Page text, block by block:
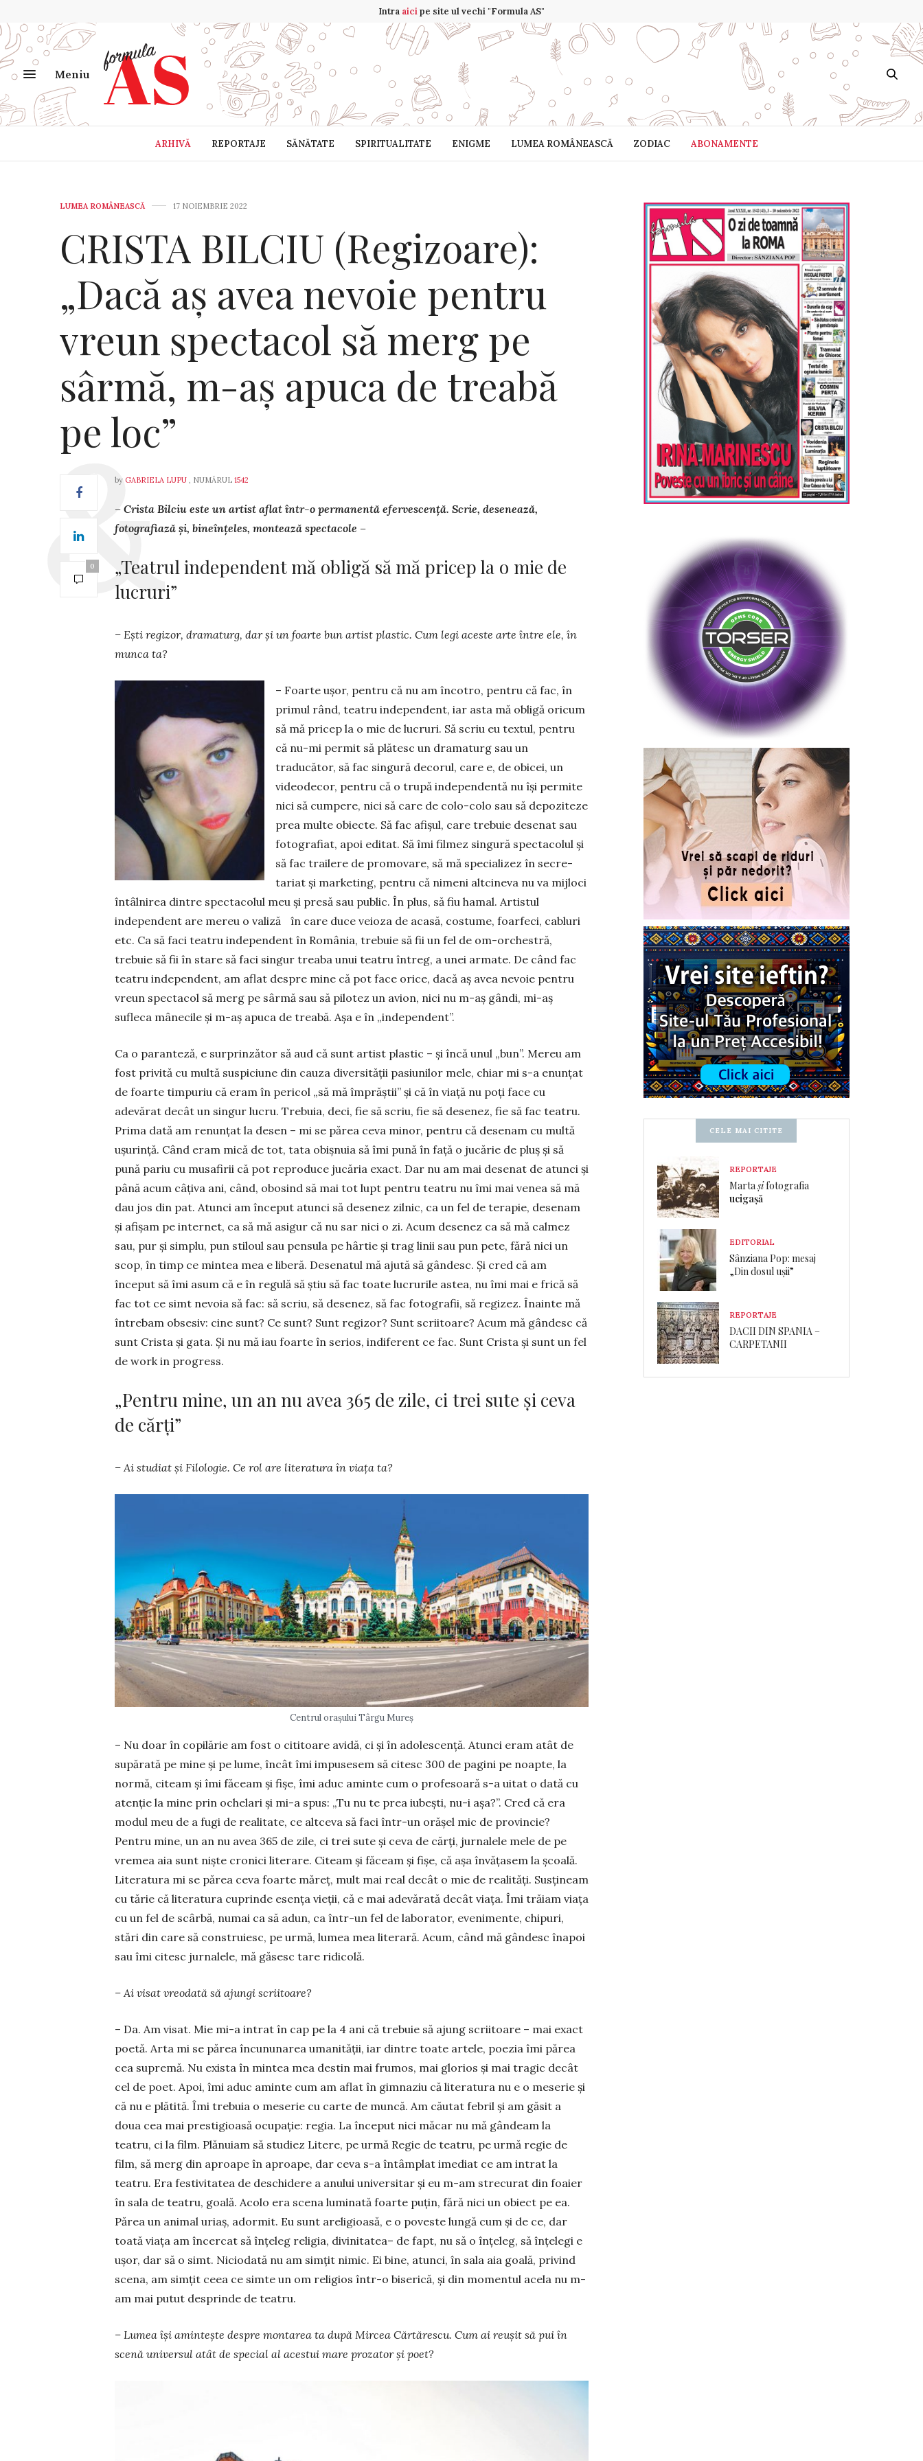
Intra aicipe site ul vechi "Formula AS"
Meniu
ARHIVĂ REPORTAJE SĂNĂTATE SPIRITUALITATE ENIGME LUMEA ROMÂNEASCĂ ZODIAC ABONAMENTE
LUMEA ROMÂNEASCĂ 17 NOIEMBRIE 2022
CRISTA BILCIU (Regizoare):
„Dacă aș avea nevoie pentru
vreun spectacol să merg pe
sârmă, m-aș apuca de treabă
pe loc”
0
by GABRIELA LUPU , NUMĂRUL 1542
– Crista Bilciu este un artist aflat într-o permanentă efer­ves­cență. Scrie, desenează,
fotografiază și, bineînțeles, montează spec­tacole –
„Teatrul independent mă obligă să mă pricep la o mie de
lucruri”
– Ești regizor, dramaturg, dar și un foarte bun ar­tist plastic. Cum legi aceste arte între ele, în
mun­ca ta?
– Foarte ușor, pentru că nu am încotro, pentru că fac, în
primul rând, teatru independent, iar asta mă obligă oricum
să mă pricep la o mie de lucruri. Să scriu eu textul, pentru
că nu-mi permit să plătesc un dramaturg sau un
traducător, să fac singură decorul, care e, de obicei, un
videodecor, pentru că o trupă independentă nu își permite
nici să cumpere, nici să care de colo-colo sau să depoziteze
prea multe obiec­­te. Să fac afișul, care trebuie desenat sau
foto­grafiat, apoi editat. Să îmi fil­mez singură spec­­ta­colul și
să fac trai­lere de pro­mo­vare, să mă spe­cia­lizez în secre­
tariat și marketing, pentru că nimeni altcineva nu va mijloci
întâlnirea dintre spectacolul meu și presă sau public. În plus, să fiu hamal. Artistul
independent are mereu o valiză în care duce veioza de acasă, costume, foarfeci, cabluri
etc. Ca să faci teatru independent în Ro­mânia, trebuie să fii un fel de om-orchestră,
trebuie să fii în stare să faci singur treaba unui teatru întreg, a unei armate. De când fac
teatru in­dependent, am a­flat despre mine că pot face orice, dacă aș avea nevo­ie pentru
vreun spectacol să merg pe sârmă sau să pilotez un avion, nici nu m-aș gândi, mi-aș
sufleca mânecile și m-aș apuca de treabă. Așa e în „inde­pen­dent”.
Ca o paranteză, e surprinzător să aud că sunt artist plastic – și încă unul „bun”. Mereu am
fost pri­vită cu multă suspiciune din cauza diversității pasiunilor mele, chiar mi s-a enunțat
de foarte timpuriu că eram în pericol „să mă împrăștii” și că în viață nu poți face cu
adevărat decât un singur lucru. Trebuia, deci, fie să scriu, fie să desenez, fie să fac teatru.
Prima dată am renunțat la desen – mi se părea ceva minor, pentru că desenam cu multă
ușurință. Când eram mică de tot, tata obișnuia să îmi pună în față o jucărie de pluș și să
pună pariu cu musafirii că pot reproduce jucăria exact. Dar nu am mai desenat de atunci și
până acum câțiva ani, când, obosind să mai tot lupt pentru tea­tru nu îmi mai venea să mă
dau jos din pat. Atunci am început atunci să desenez zilnic, ca un fel de terapie, desenam
și afișam pe internet, ca să mă asigur că nu sar nici o zi. Acum desenez ca să mă calmez
sau, pur și simplu, pun stiloul sau pensu­la pe hârtie și trag linii sau pun pete, fără nici un
scop, în timp ce mintea mea e liberă. Desenatul mă ajută să gândesc. Și cred că am
început să îmi asum că e în regulă să știu să fac toate lucrurile astea, nu îmi mai e frică să
fac tot ce simt nevoia să fac: să scriu, să desenez, să fac fotografii, să regizez. Îna­inte mă
întrebam obsesiv: cine sunt? Ce sunt? Sunt regizor? Sunt scriitoa­re? Acum mă gândesc că
sunt Crista și gata. Și nu mă iau foarte în serios, indiferent ce fac. Sunt Crista și sunt un fel
de work in pro­gress.
„Pentru mine, un an nu avea 365 de zile, ci trei sute și ceva
de cărți”
– Ai studiat și Fi­lo­logie. Ce rol are lite­ratura în viața ta?
Centrul orașului Târgu Mureș
– Nu doar în co­pi­lărie am fost o cititoare avidă, ci și în adoles­cență. Atunci eram atât de
supărată pe mine și pe lume, încât îmi im­pusesem să citesc 300 de pagini pe noapte, la
normă, citeam și îmi făceam și fișe, îmi aduc aminte cum o pro­fe­soară s-a uitat o dată cu
atenție la mine prin ochelari și mi-a spus: „Tu nu te prea iubești, nu-i așa?”. Cred că era
modul meu de a fugi de realitate, ce altceva să faci într-un orășel mic de provincie?
Pentru mine, un an nu avea 365 de zile, ci trei sute și ceva de cărți, jurnalele mele de pe
vremea aia sunt niște cronici literare. Ci­team și făceam și fișe, că așa învățasem la școală.
Literatura mi se părea ceva foarte măreț, mult mai real decât o mie de realități. Susțineam
cu tărie că literatura cuprinde esența vieții, că e mai adevărată decât viața. Îmi trăiam viața
cu un fel de scârbă, numai ca să adun, ca într-un fel de laborator, eve­nimente, chipuri,
stări din care să construiesc, pe urmă, lumea mea literară. Acum, când mă gândesc înapoi
sau îmi citesc jurnalele, mă găsesc tare ridi­colă.
– Ai visat vreodată să ajungi scriitoare?
– Da. Am visat. Mie mi-a intrat în cap pe la 4 ani că trebuie să ajung scriitoare – mai exact
poetă. Arta mi se părea încununarea umanității, iar dintre toate artele, poezia îmi părea
cea supremă. Nu exista în mintea mea destin mai frumos, mai glorios și mai tragic decât
cel de poet. Apoi, îmi aduc aminte cum am aflat în gimnaziu că literatura nu e o meserie și
că nu e plătită. Îmi trebuia o meserie cu carte de muncă. Am căutat febril și am găsit a
doua cea mai prestigioasă ocupație: regia. La în­ceput nici măcar nu mă gândeam la
teatru, ci la film. Plănuiam să studiez Litere, pe urmă Regie de teatru, pe urmă regie de
film, să merg din aproape în aproape, dar ceva s-a întâmplat imediat ce am intrat la
teatru. Era festivitatea de deschidere a anului universitar și eu m-am strecurat din foaier
în sala de teatru, goală. Acolo era scena luminată foar­te puțin, fără nici un obiect pe ea.
Părea un ani­mal uriaș, adormit. Eu sunt areligioasă, e o poveste lungă cum și de ce, dar
toată viața am încercat să înțeleg religia, divinitatea– de fapt, nu să o înțeleg, să înțelegi e
ușor, dar să o simt. Niciodată nu am simțit nimic. Ei bine, atunci, în sala aia goală, privind
scena, am simțit ceea ce simte un om religios într-o biserică, și din momentul acela nu m-
am mai putut desprinde de teatru.
– Lumea își amintește despre montarea ta după Mircea Cărtărescu. Cum ai reușit să pui în
scenă universul atât de special al acestui mare prozator și poet?
CELE MAI CITITE
REPORTAJE
Martașifotografia
ucigașă
EDITORIAL
Sânziana Pop: mesaj
„Din dosul ușii”
REPORTAJE
DACII DIN SPANIA –
CARPETANII